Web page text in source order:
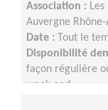
Association :
Auvergne Rhône-
Date : Tout le
Disponibilité
façon régulière
week-end.